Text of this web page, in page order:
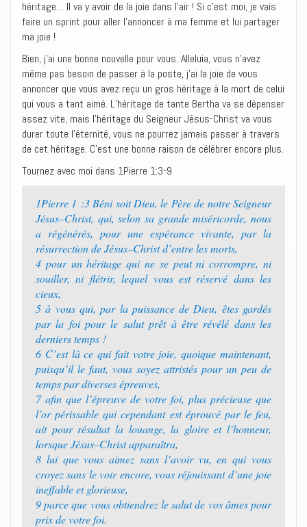
héritage… Il va y avoir de la joie dans l’air ! Si c’est moi, je vais
faire un sprint pour aller l’annoncer à ma femme et lui partager
ma joie !
Bien, j’ai une bonne nouvelle pour vous. Alleluia, vous n’avez
même pas besoin de passer à la poste, j’ai la joie de vous
annoncer que vous avez reçu un gros héritage à la mort de celui
qui vous a tant aimé. L’héritage de tante Bertha va se dépenser
assez vite, mais l’héritage du Seigneur Jésus-Christ va vous
durer toute l’éternité, vous ne pourrez jamais passer à travers
de cet héritage. C’est une bonne raison de célébrer encore plus.
Tournez avec moi dans 1Pierre 1:3-9
1Pierre 1 :3 Béni soit Dieu, le Père de notre Seigneur
Jésus–Christ, qui, selon sa grande miséricorde, nous
a régénérés, pour une espérance vivante, par la
résurrection de Jésus–Christ d’entre les morts,
4 pour un héritage qui ne se peut ni corrompre, ni
souiller, ni flétrir, lequel vous est réservé dans les
cieux,
5 à vous qui, par la puissance de Dieu, êtes gardés
par la foi pour le salut prêt à être révélé dans les
derniers temps !
6 C’est là ce qui fait votre joie, quoique maintenant,
puisqu’il le faut, vous soyez attristés pour un peu de
temps par diverses épreuves,
7 afin que l’épreuve de votre foi, plus précieuse que
l’or périssable qui cependant est éprouvé par le feu,
ait pour résultat la louange, la gloire et l’honneur,
lorsque Jésus–Christ apparaîtra,
8 lui que vous aimez sans l’avoir vu, en qui vous
croyez sans le voir encore, vous réjouissant d’une joie
ineffable et glorieuse,
9 parce que vous obtiendrez le salut de vos âmes pour
prix de votre foi.